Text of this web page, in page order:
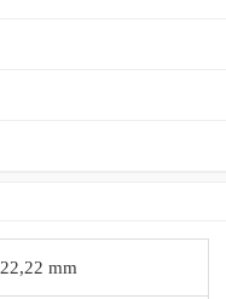
22,22 mm